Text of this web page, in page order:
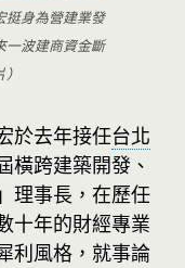
挺身為營建業發
一波建商資金斷
於去年接任台北
橫跨建築開發、
理事長，在歷任
十年的財經專業
利風格，就事論